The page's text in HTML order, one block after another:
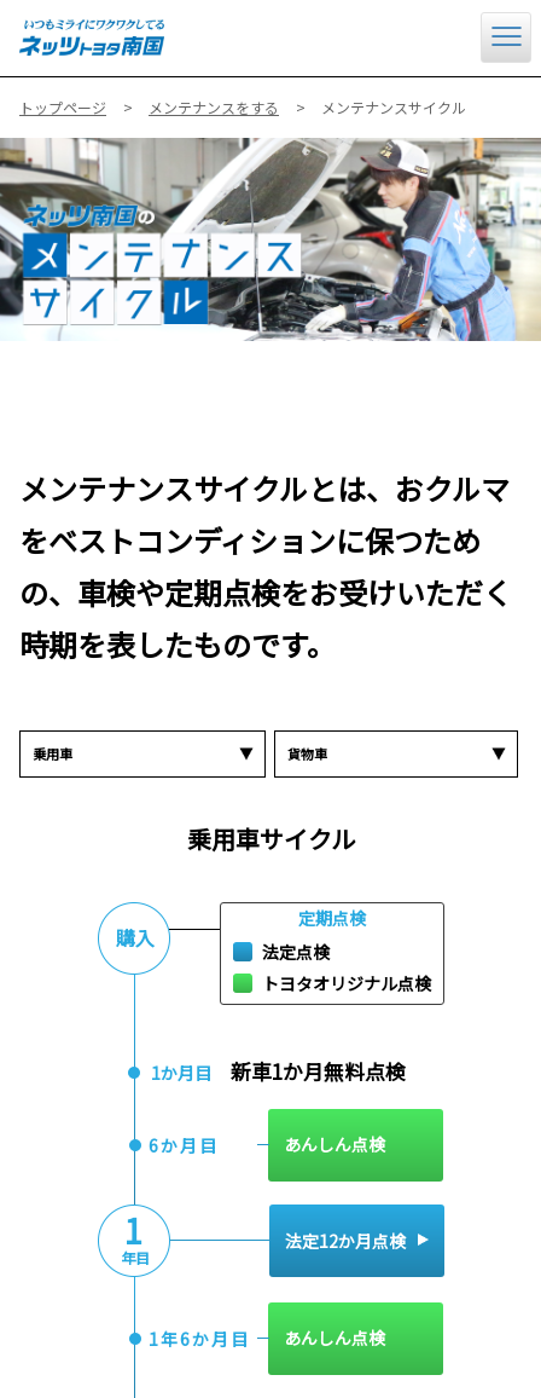
トップページ メンテナンスをする メンテナンスサイクル
メンテナンスサイクルとは、おクルマ
をベストコンディションに保つため
の、車検や定期点検をお受けいただく
時期を表したものです。
乗用車 貨物車
乗用車サイクル
購入
定期点検
法定点検
トヨタオリジナル点検
1か月目新車1か月無料点検
6か月目 あんしん点検
1
年目
法定12か月点検
1年6か月目 あんしん点検